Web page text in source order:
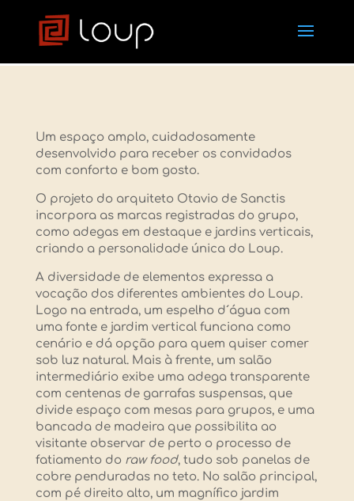
Um espaço amplo, cuidadosamente
desenvolvido para receber os convidados
com conforto e bom gosto.
O projeto do arquiteto Otavio de Sanctis
incorpora as marcas registradas do grupo,
como adegas em destaque e jardins verticais,
criando a personalidade única do Loup.
A diversidade de elementos expressa a
vocação dos diferentes ambientes do Loup.
Logo na entrada, um espelho d´água com
uma fonte e jardim vertical funciona como
cenário e dá opção para quem quiser comer
sob luz natural. Mais à frente, um salão
intermediário exibe uma adega transparente
com centenas de garrafas suspensas, que
divide espaço com mesas para grupos, e uma
bancada de madeira que possibilita ao
visitante observar de perto o processo de
fatiamento do raw food, tudo sob panelas de
cobre penduradas no teto. No salão principal,
com pé direito alto, um magnífico jardim